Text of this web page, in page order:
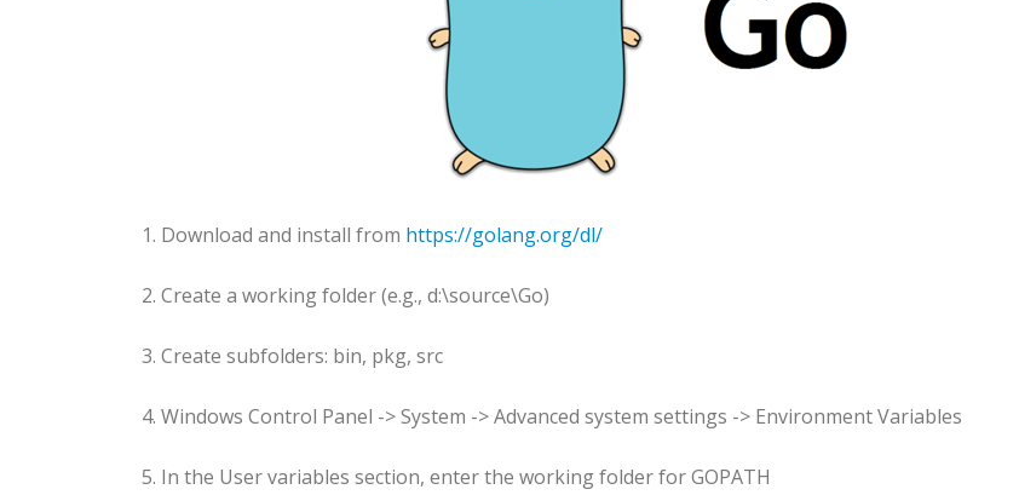
1. Download and install from https://golang.org/dl/
2. Create a working folder (e.g., d:\source\Go)
3. Create subfolders: bin, pkg, src
4. Windows Control Panel -> System -> Advanced system settings -> Environment Variables
5. In the User variables section, enter the working folder for GOPATH